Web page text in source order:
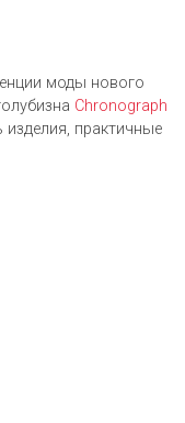
моды нового
Chronograph
практичные